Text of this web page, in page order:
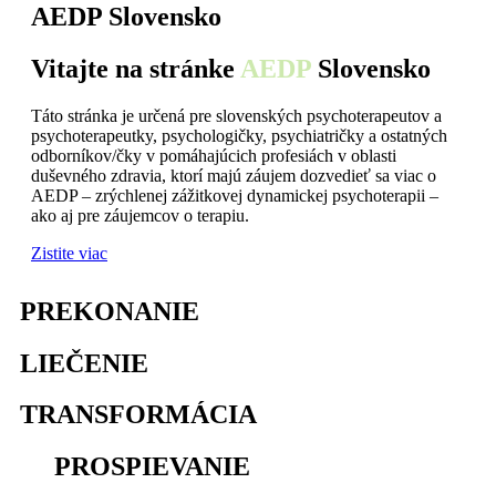
AEDP Slovensko
Vitajte na stránke AEDP Slovensko
Táto stránka je určená pre slovenských psychoterapeutov a
psychoterapeutky, psychologičky, psychiatričky a ostatných
odborníkov/čky v pomáhajúcich profesiách v oblasti
duševného zdravia, ktorí majú záujem dozvedieť sa viac o
AEDP – zrýchlenej zážitkovej dynamickej psychoterapii –
ako aj pre záujemcov o terapiu.
Zistite viac
PREKONANIE
LIEČENIE
TRANSFORMÁCIA
PROSPIEVANIE